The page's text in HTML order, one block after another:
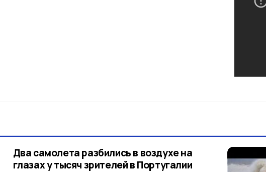
Два самолета разбились в воздухе на
глазах у тысяч зрителей в Португалии